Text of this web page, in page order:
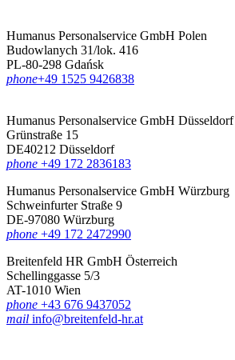
Humanus Personalservice GmbH Polen
Budowlanych 31/lok. 416
PL-80-298 Gdańsk
phone‪+49 1525 9426838‬
Humanus Personalservice GmbH Düsseldorf
Grünstraße 15
DE40212 Düsseldorf
phone +49 172 2836183‬
Humanus Personalservice GmbH Würzburg
Schweinfurter Straße 9
DE-97080 Würzburg
phone +49 172 2472990
Breitenfeld HR GmbH Österreich
Schellinggasse 5/3
AT-1010 Wien
phone +43 676 9437052
mail info@breitenfeld-hr.at